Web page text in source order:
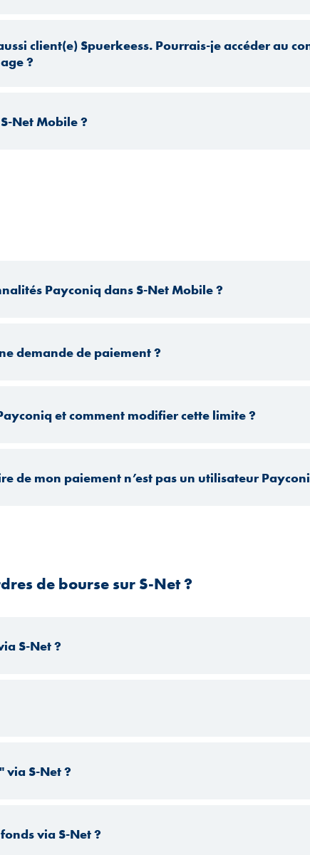
client(e) Spuerkeess. Pourrais-je accéder au
?
Net Mobile ?
Payconiq dans S-Net Mobile ?
demande de paiement ?
et comment modifier cette limite ?
de mon paiement n’est pas un utilisateur
de bourse sur S-Net ?
S-Net ?
via S-Net ?
via S-Net ?